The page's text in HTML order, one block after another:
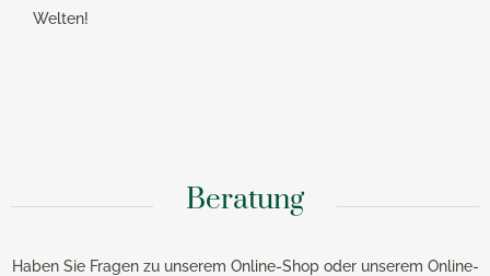
Welten!
Beratung
Haben Sie Fragen zu unserem Online-Shop oder unserem Online-